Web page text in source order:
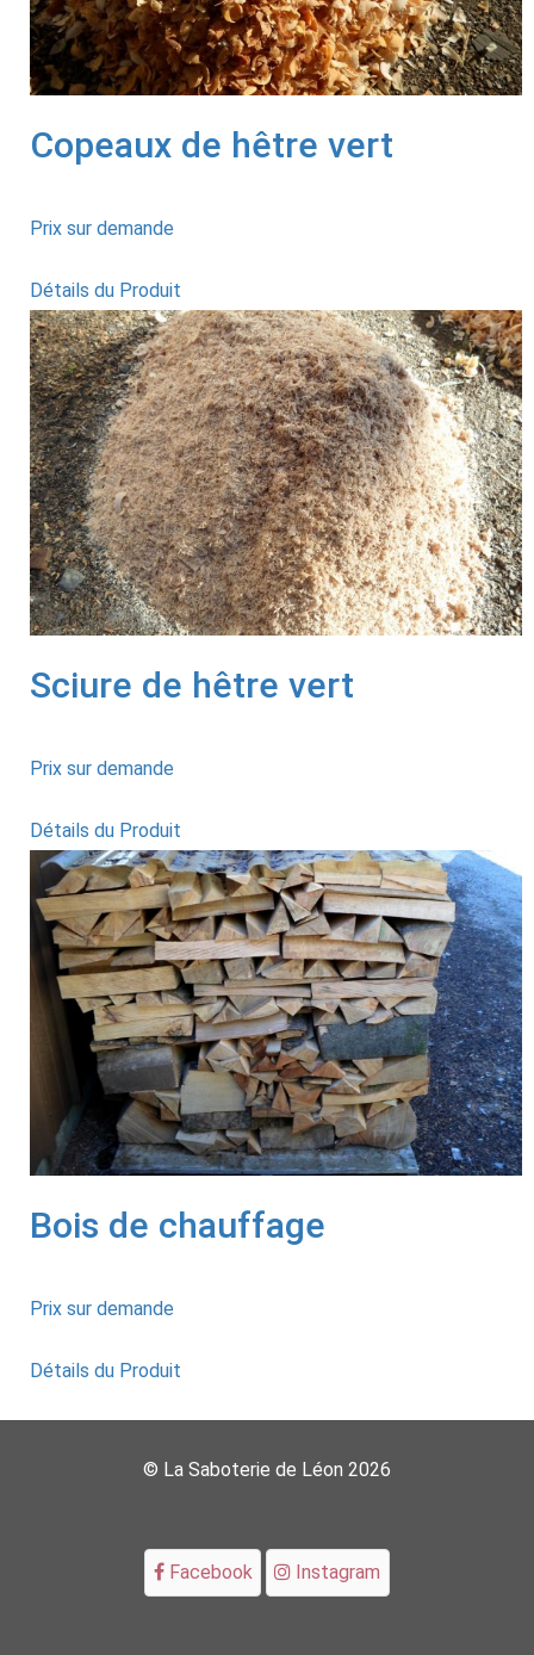
Copeaux de hêtre vert
Prix sur demande
Détails du Produit
Sciure de hêtre vert
Prix sur demande
Détails du Produit
Bois de chauffage
Prix sur demande
Détails du Produit
© La Saboterie de Léon 2026
Facebook Instagram